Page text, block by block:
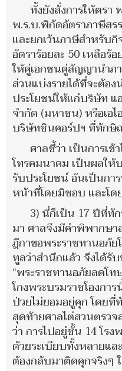
ทั้งยังสั่งการให้ตรา
พ.ร.บ.พิกัดอัตราภาษีส
และยกเว้นภาษีสำหรับ
อัตราร้อยละ 50 เหลือ
ให้คู่เอกชนคู่สัญญานำภ
ส่วนแบ่งรายได้ที่จะต้อ
ประโยชน์ให้แก่บริษัท แ
จำกัด (มหาชน) หรือเอไ
บริษัทชินคอร์ปฯ ที่ทักษิ
ศาลชี้ว่า เป็นการเข้
โทรคมนาคม เป็นผลให้
รับประโยชน์ อันเป็นกา
หน้าที่โดยมิชอบ และโ
3) นี่ก็เป็น 17 ปีที่ทั
มา ศาลจึงมีคำพิพากษ
ฎีกาขอพระราชทานอภั
ทูลว่าสำนึกแล้ว จึงได้
“พระราชทานอภัยลดโ
โกงพระบรมราชโองกา
ป่วยไม่ยอมอยู่คุก โดย
สุดท้ายศาลไต่สวนตรว
ว่า การไปอยู่ชั้น 14 โร
ด้วยระเบียบทั้งหลายแล
ต้องกลับมาติดคุกจริงๆ